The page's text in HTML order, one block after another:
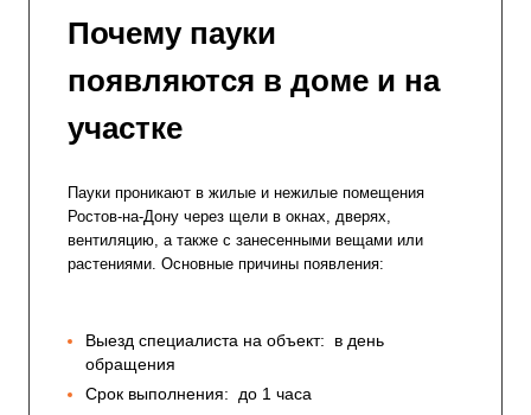
Почему пауки
появляются в доме и на
участке
Пауки проникают в жилые и нежилые помещения
Ростов-на-Дону через щели в окнах, дверях,
вентиляцию, а также с занесенными вещами или
растениями. Основные причины появления:
Выезд специалиста на объект:
в день
обращения
Срок выполнения:
до 1 часа